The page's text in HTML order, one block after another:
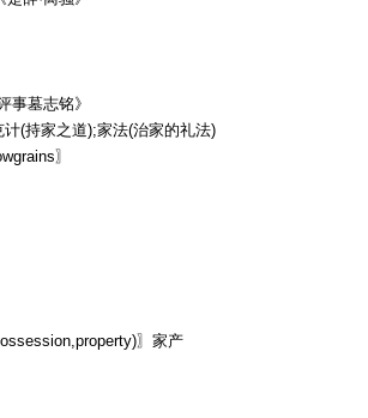
墓志铭》
(持家之道);家法(治家的礼法)
〗
〗家产